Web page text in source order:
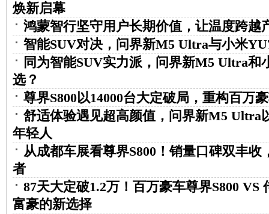
焕新启幕
鸿蒙智行坚守用户长期价值，让温度跨越
智能SUV对决，问界新M5 Ultra与小米
同为智能SUV实力派，问界新M5 Ultra和
选？
尊界S800以14000台大定破局，重构百万
舒适体验遇见超高颜值，问界新M5 Ultra
年轻人
从成都车展看尊界S800！销量口碑双丰收
者
87天大定破1.2万！百万豪车尊界S800 VS
富豪的新选择